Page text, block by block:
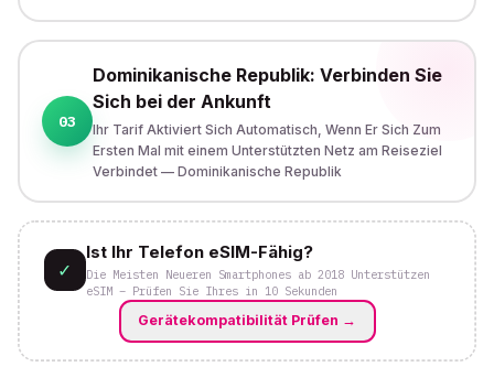
03
Dominikanische Republik: Verbinden Sie
Sich bei der Ankunft
Ihr Tarif Aktiviert Sich Automatisch, Wenn Er Sich Zum
Ersten Mal mit einem Unterstützten Netz am Reiseziel
Verbindet — Dominikanische Republik
✓
Ist Ihr Telefon eSIM-Fähig?
Die Meisten Neueren Smartphones ab 2018 Unterstützen
eSIM – Prüfen Sie Ihres in 10 Sekunden
Gerätekompatibilität Prüfen →